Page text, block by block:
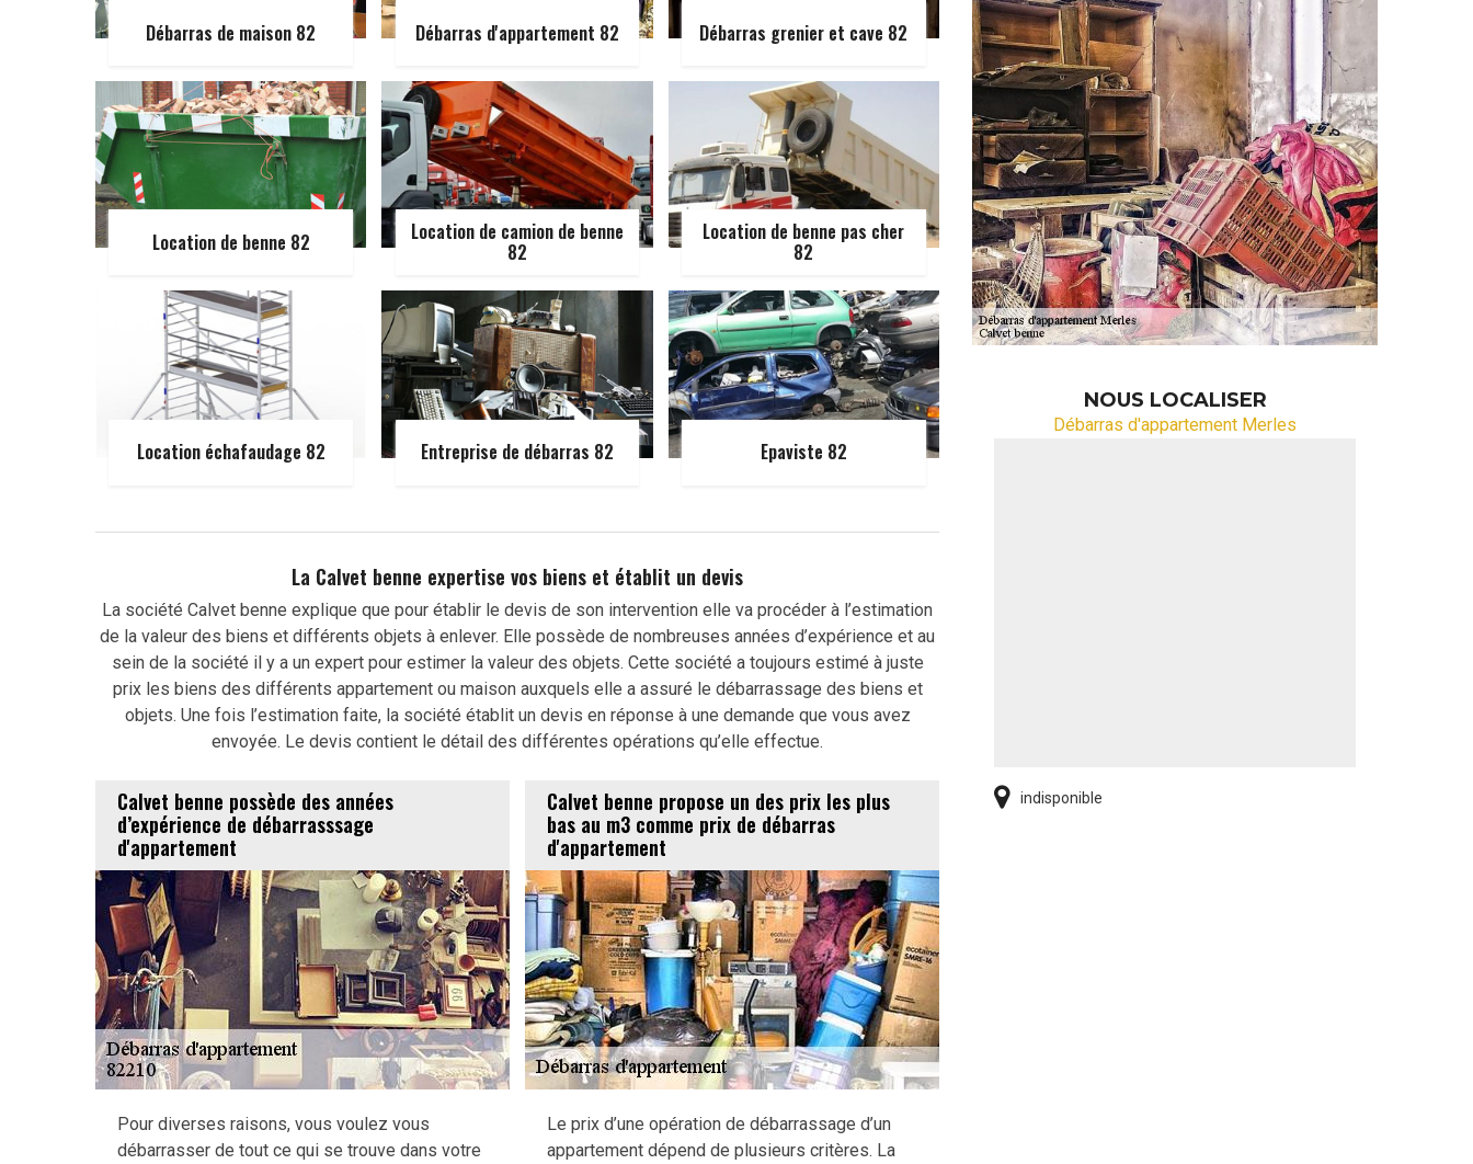
Débarras de maison 82 Débarras d'appartement 82 Débarras grenier et cave 82
Location de benne 82 Location de camion de benne
82
Location de benne pas cher
82
Location échafaudage 82 Entreprise de débarras 82 Epaviste 82
La Calvet benne expertise vos biens et établit un devis
La société Calvet benne explique que pour établir le devis de son intervention elle va procéder à l’estimation
de la valeur des biens et différents objets à enlever. Elle possède de nombreuses années d’expérience et au
sein de la société il y a un expert pour estimer la valeur des objets. Cette société a toujours estimé à juste
prix les biens des différents appartement ou maison auxquels elle a assuré le débarrassage des biens et
objets. Une fois l’estimation faite, la société établit un devis en réponse à une demande que vous avez
envoyée. Le devis contient le détail des différentes opérations qu’elle effectue.
Calvet benne possède des années
d’expérience de débarrasssage
d'appartement
Pour diverses raisons, vous voulez vous
débarrasser de tout ce qui se trouve dans votre
Calvet benne propose un des prix les plus
bas au m3 comme prix de débarras
d'appartement
Le prix d’une opération de débarrassage d’un
appartement dépend de plusieurs critères. La
NOUS LOCALISER
Débarras d'appartement Merles
indisponible